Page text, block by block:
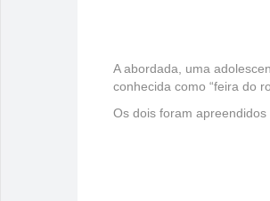
A abordada, uma
conhecida como “feira do
Os dois foram